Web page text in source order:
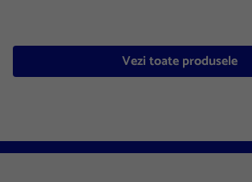
Vezi toate produsele